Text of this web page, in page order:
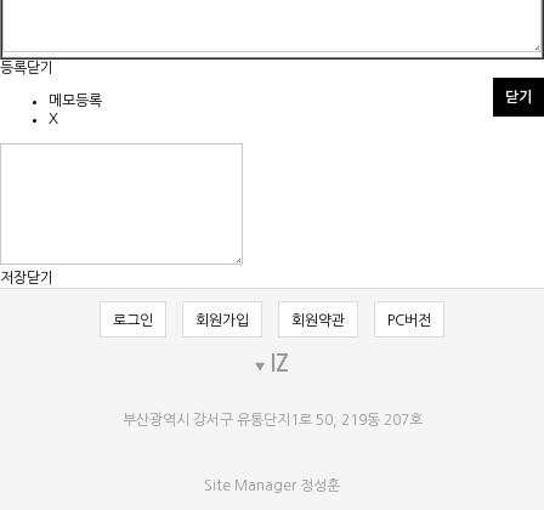
등록닫기
닫기
메모등록
X
저장닫기
로그인 회원가입 회원약관 PC버전
IZ
부산광역시 강서구 유통단지1로 50, 219동 207호
Site Manager 정성훈